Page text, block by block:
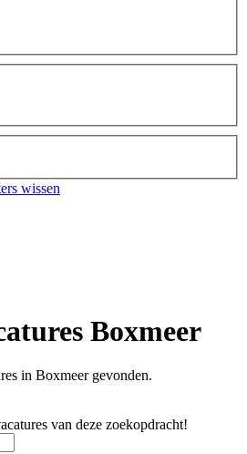
wissen
Boxmeer
in Boxmeer gevonden.
van deze zoekopdracht!